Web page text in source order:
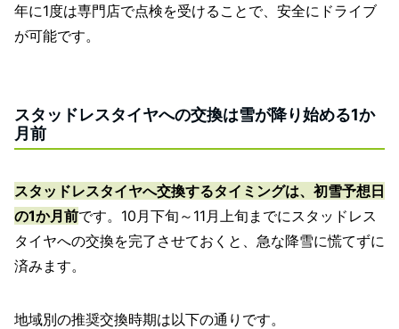
年に1度は専門店で点検を受けることで、安全にドライブ
が可能です。
スタッドレスタイヤへの交換は雪が降り始める1か
月前
スタッドレスタイヤへ交換するタイミングは、初雪予想日
の1か月前です。10月下旬～11月上旬までにスタッドレス
タイヤへの交換を完了させておくと、急な降雪に慌てずに
済みます。
地域別の推奨交換時期は以下の通りです。